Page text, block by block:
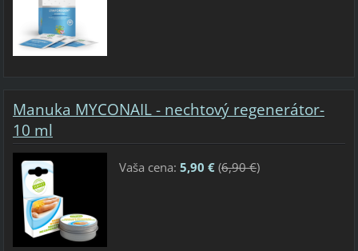
Manuka MYCONAIL - nechtový regenerátor-
10 ml
Vaša cena: 5,90 €(6,90 €)